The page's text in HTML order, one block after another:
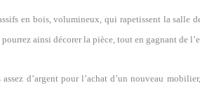
en bois, volumineux, qui rapetissent la salle
pourrez ainsi décorer la pièce, tout en gagnant de
assez d’argent pour l’achat d’un nouveau